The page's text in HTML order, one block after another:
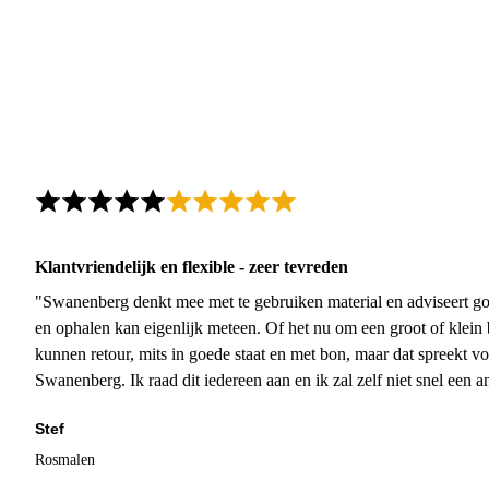
Klantvriendelijk en flexible - zeer tevreden
"Swanenberg denkt mee met te gebruiken material en adviseert
en ophalen kan eigenlijk meteen. Of het nu om een groot of
kunnen retour, mits in goede staat en met bon, maar dat spreekt
Swanenberg. Ik raad dit iedereen aan en ik zal zelf niet snel een
Stef
Rosmalen